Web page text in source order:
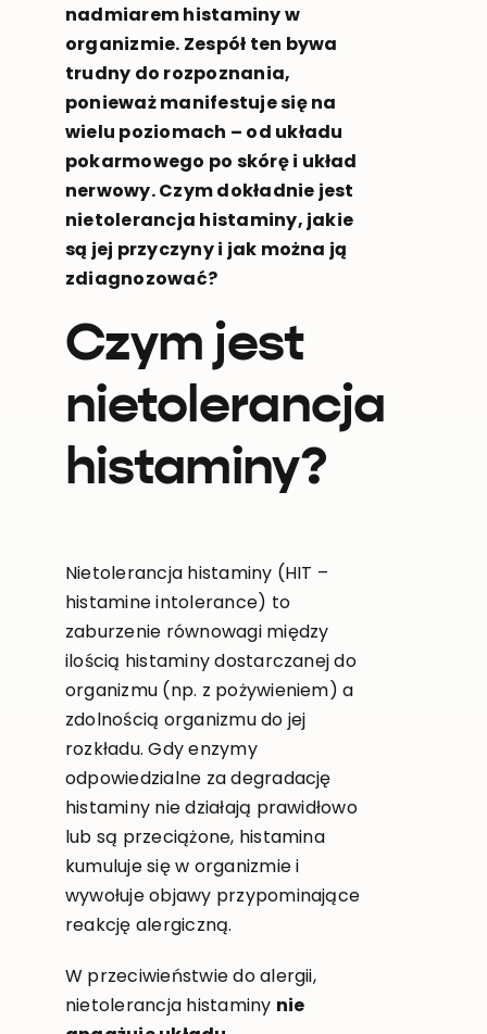
nadmiarem histaminy w
organizmie. Zespół ten bywa
trudny do rozpoznania,
ponieważ manifestuje się na
wielu poziomach – od układu
pokarmowego po skórę i układ
nerwowy. Czym dokładnie jest
nietolerancja histaminy, jakie
są jej przyczyny i jak można ją
zdiagnozować?
Czym jest
nietolerancja
histaminy?
Nietolerancja histaminy (HIT –
histamine intolerance) to
zaburzenie równowagi między
ilością histaminy dostarczanej do
organizmu (np. z pożywieniem) a
zdolnością organizmu do jej
rozkładu. Gdy enzymy
odpowiedzialne za degradację
histaminy nie działają prawidłowo
lub są przeciążone, histamina
kumuluje się w organizmie i
wywołuje objawy przypominające
reakcję alergiczną.
W przeciwieństwie do alergii,
nietolerancja histaminy nie